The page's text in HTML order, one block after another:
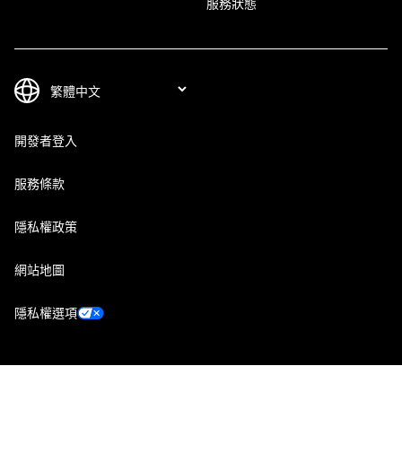
服務狀態
開發者登入
服務條款
隱私權政策
網站地圖
隱私權選項